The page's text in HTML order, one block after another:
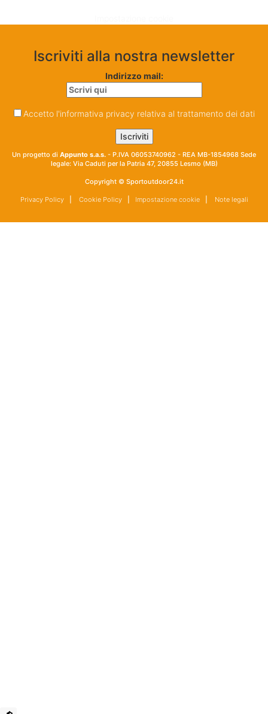
Iscriviti alla nostra newsletter
Indirizzo mail:
Accetto l'informativa privacy relativa al trattamento dei dati
Un progetto di Appunto s.a.s. - P.IVA 06053740962 - REA MB-1854968 Sede
legale: Via Caduti per la Patria 47, 20855 Lesmo (MB)
Copyright © Sportoutdoor24.it
Privacy Policy| Cookie Policy| Impostazione cookie| Note legali